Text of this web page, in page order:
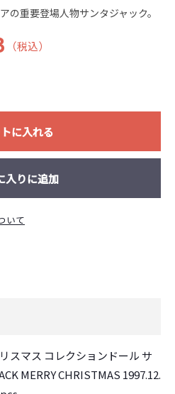
の重要登場人物サンタジャック。
（税込）
に入れる
入りに追加
いて
スマス コレクションドール サ
MERRY CHRISTMAS 1997.12.